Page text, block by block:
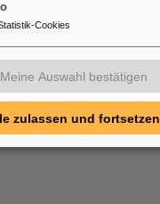
Cookies
Meine Auswahl bestätigen
zulassen und fortsetzen